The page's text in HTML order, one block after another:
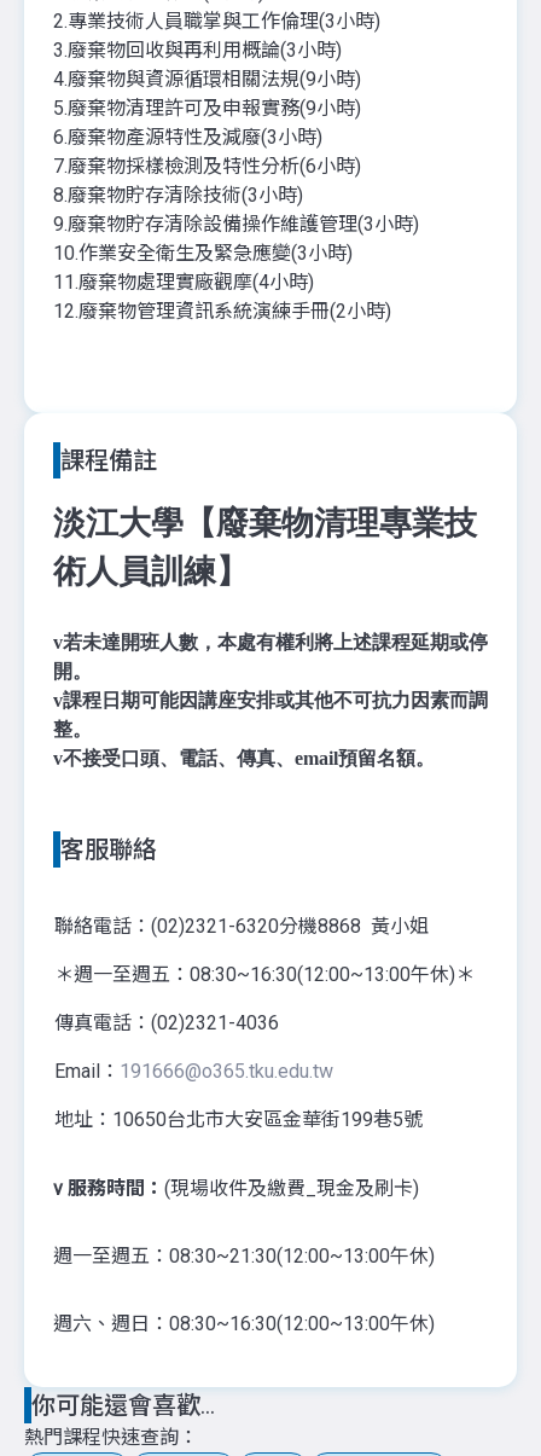
2.專業技術人員職掌與工作倫理(3小時)
3.廢棄物回收與再利用概論(3小時)
4.廢棄物與資源循環相關法規(9小時)
5.廢棄物清理許可及申報實務(9小時)
6.廢棄物產源特性及減廢(3小時)
7.廢棄物採樣檢測及特性分析(6小時)
8.廢棄物貯存清除技術(3小時)
9.廢棄物貯存清除設備操作維護管理(3小時)
10.作業安全衛生及緊急應變(3小時)
11.廢棄物處理實廠觀摩(4小時)
12.廢棄物管理資訊系統演練手冊(2小時)
課程備註
淡江大學【廢棄物清理專業技
術人員訓練】
v若未達開班人數，本處有權利將上述課程延期或停
開。
v課程日期可能因講座安排或其他不可抗力因素而調
整。
v不接受口頭、電話、傳真、email預留名額。
客服聯絡
聯絡電話：(02)2321-6320分機8868 黃小姐
＊週一至週五：08:30~16:30(12:00~13:00午休)＊
傳真電話：(02)2321-4036
Email： 191666@o365.tku.edu.tw
地址：10650台北市大安區金華街199巷5號
v 服務時間： (現場收件及繳費_現金及刷卡)
週一至週五：08:30~21:30(12:00~13:00午休)
週六、週日：08:30~16:30(12:00~13:00午休)
你可能還會喜歡...
熱門課程快速查詢